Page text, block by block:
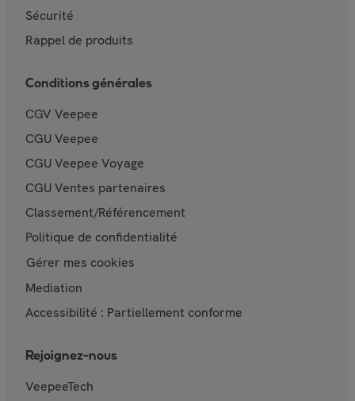
Sécurité
Rappel de produits
Conditions générales
CGV Veepee
CGU Veepee
CGU Veepee Voyage
CGU Ventes partenaires
Classement/Référencement
Politique de confidentialité
Gérer mes cookies
Mediation
Accessibilité : Partiellement conforme
Rejoignez-nous
VeepeeTech